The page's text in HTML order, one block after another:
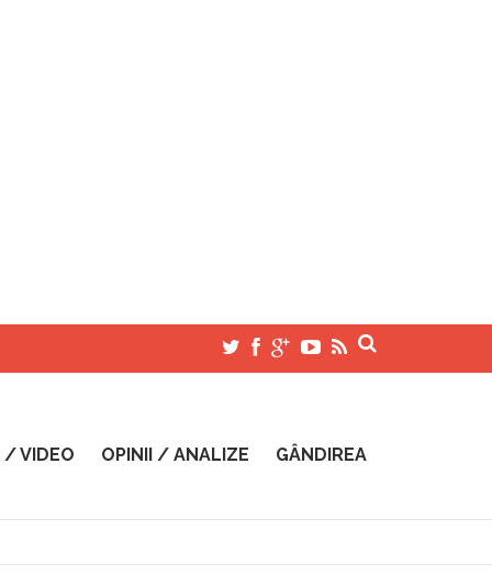
/ VIDEO OPINII / ANALIZE GÂNDIREA